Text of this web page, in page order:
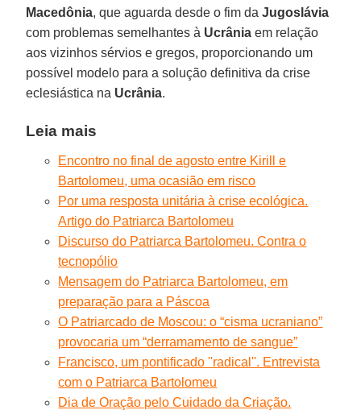
Macedônia, que aguarda desde o fim daJugoslávia
com problemas semelhantes à Ucrânia em relação
aos vizinhos sérvios e gregos, proporcionando um
possível modelo para a solução definitiva da crise
eclesiástica na Ucrânia.
Leia mais
Encontro no final de agosto entre Kirill e
Bartolomeu, uma ocasião em risco
Por uma resposta unitária à crise ecológica.
Artigo do Patriarca Bartolomeu
Discurso do Patriarca Bartolomeu. Contra o
tecnopólio
Mensagem do Patriarca Bartolomeu, em
preparação para a Páscoa
O Patriarcado de Moscou: o “cisma ucraniano”
provocaria um “derramamento de sangue”
Francisco, um pontificado ''radical''. Entrevista
com o Patriarca Bartolomeu
Dia de Oração pelo Cuidado da Criação.